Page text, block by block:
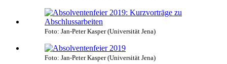
Foto: Jan-Peter Kasper (Universität Jena)
Foto: Jan-Peter Kasper (Universität Jena)